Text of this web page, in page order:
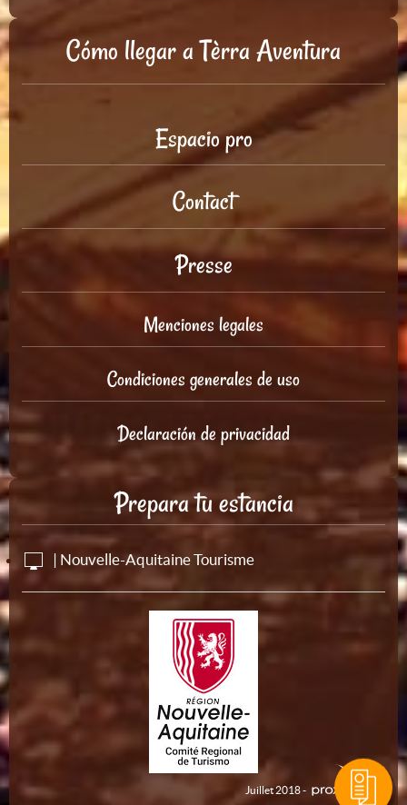
Cómo llegar a Tèrra Aventura
Espacio pro
Contact
Presse
Menciones legales
Condiciones generales de uso
Declaración de privacidad
Prepara tu estancia
| Nouvelle-Aquitaine Tourisme
Juillet 2018 -